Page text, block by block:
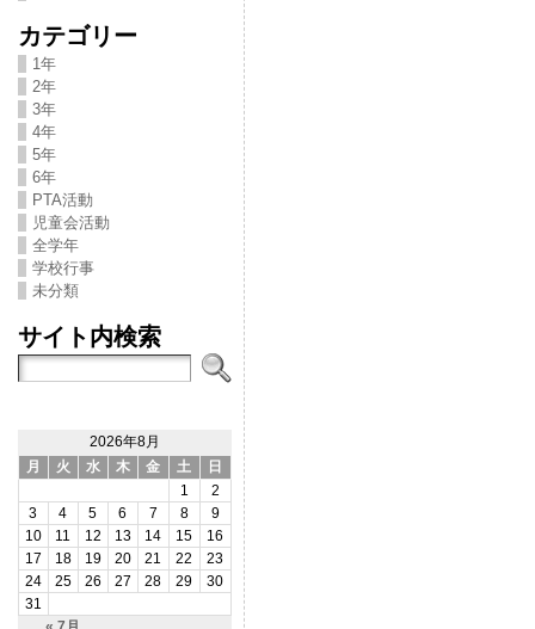
カテゴリー
1年
2年
3年
4年
5年
6年
PTA活動
児童会活動
全学年
学校行事
未分類
サイト内検索
2026年8月
月
火 水 木 金 土 日
1
2
3
4 5 6 7 8
9
10
11 12 13 14 15
16
17
18 19 20 21 22
23
24
25 26 27 28 29
30
31